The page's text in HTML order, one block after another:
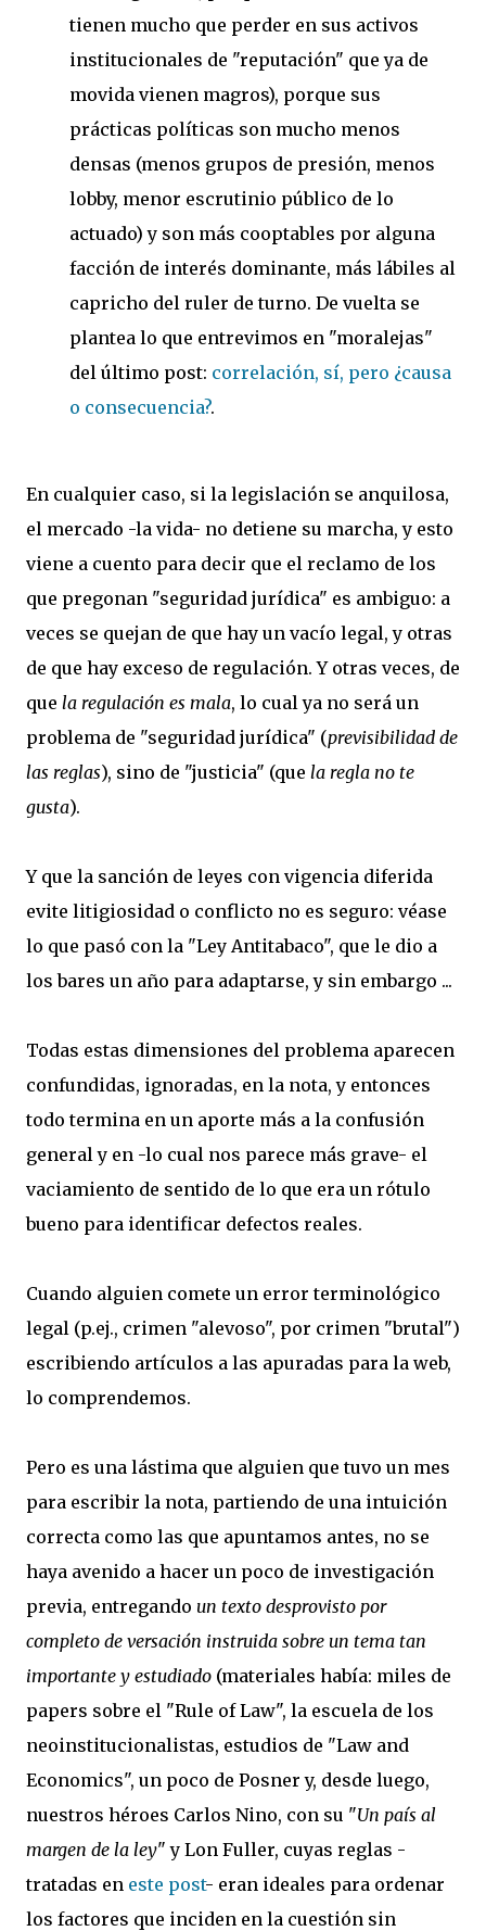
tienen mucho que perder en sus activos
institucionales de "reputación" que ya de
movida vienen magros), porque sus
prácticas políticas son mucho menos
densas (menos grupos de presión, menos
lobby, menor escrutinio público de lo
actuado) y son más cooptables por alguna
facción de interés dominante, más lábiles al
capricho del ruler de turno. De vuelta se
plantea lo que entrevimos en "moralejas"
del último post: correlación, sí, pero ¿causa
o consecuencia?.
En cualquier caso, si la legislación se anquilosa,
el mercado -la vida- no detiene su marcha, y esto
viene a cuento para decir que el reclamo de los
que pregonan "seguridad jurídica" es ambiguo: a
veces se quejan de que hay un vacío legal, y otras
de que hay exceso de regulación. Y otras veces, de
que la regulación es mala, lo cual ya no será un
problema de "seguridad jurídica" (previsibilidad de
las reglas), sino de "justicia" (que la regla no te
gusta).
Y que la sanción de leyes con vigencia diferida
evite litigiosidad o conflicto no es seguro: véase
lo que pasó con la "Ley Antitabaco", que le dio a
los bares un año para adaptarse, y sin embargo ...
Todas estas dimensiones del problema aparecen
confundidas, ignoradas, en la nota, y entonces
todo termina en un aporte más a la confusión
general y en -lo cual nos parece más grave- el
vaciamiento de sentido de lo que era un rótulo
bueno para identificar defectos reales.
Cuando alguien comete un error terminológico
legal (p.ej., crimen "alevoso", por crimen "brutal")
escribiendo artículos a las apuradas para la web,
lo comprendemos.
Pero es una lástima que alguien que tuvo un mes
para escribir la nota, partiendo de una intuición
correcta como las que apuntamos antes, no se
haya avenido a hacer un poco de investigación
previa, entregando un texto desprovisto por
completo de versación instruida sobre un tema tan
importante y estudiado (materiales había: miles de
papers sobre el "Rule of Law", la escuela de los
neoinstitucionalistas, estudios de "Law and
Economics", un poco de Posner y, desde luego,
nuestros héroes Carlos Nino, con su "Un país al
margen de la ley" y Lon Fuller, cuyas reglas -
tratadas en este post- eran ideales para ordenar
los factores que inciden en la cuestión sin